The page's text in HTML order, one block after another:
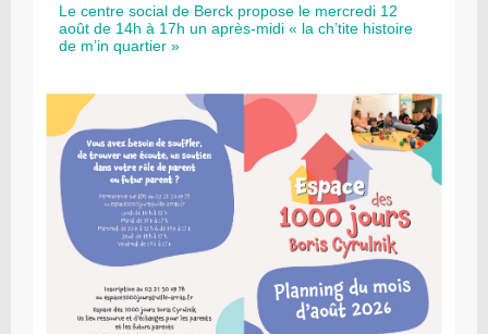
Le centre social de Berck propose le mercredi 12
août de 14h à 17h un après-midi « la ch’tite histoire
de m’in quartier »